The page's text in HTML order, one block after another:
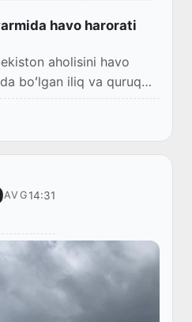
havo harorati
aholisini havo
boʻlgan iliq va quruq
AVG14:31